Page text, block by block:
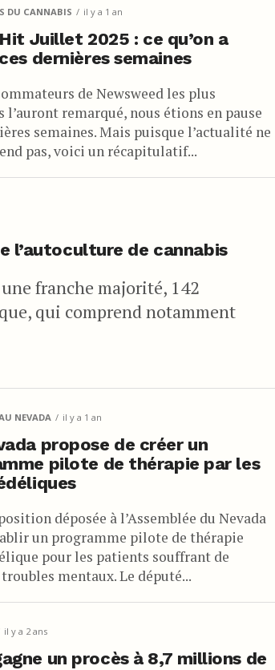
DU CANNABIS il y a 1 an
Juillet 2025 : ce qu’on a
dernières semaines
de Newsweed les plus
l’auront remarqué, nous étions en pause
semaines. Mais puisque l’actualité ne
pas, voici un récapitulatif...
l’autoculture de cannabis
franche majorité, 142
qui comprend notamment
NEVADA il y a 1 an
propose de créer un
pilote de thérapie par les
déposée à l’Assemblée du Nevada
un programme pilote de thérapie
pour les patients souffrant de
mentaux. Le député...
il y a 2 ans
un procès à 8,7 millions de